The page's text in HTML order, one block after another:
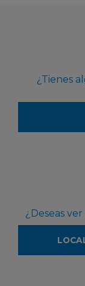
¿Tienes
¿Deseas